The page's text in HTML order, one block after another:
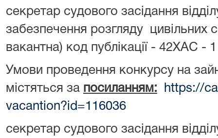
секретар судового засідання
забезпечення розгляду цивільних
вакантна) код публікації - 42ХАС -
Умови проведення конкурсу на
містяться за посиланням:
https://
vacantion?id=116036
секретар судового засідання